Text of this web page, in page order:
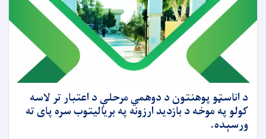
د اناسټو پوهنتون د دوهمي مرحلې د اعتبار تر لاسه
کولو په موخه د بازدید ارزونه په بریالیتوب سره پای ته
ورسېده.